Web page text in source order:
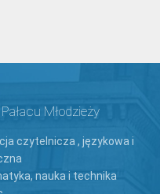
Młodzieży
czytelnicza , językowa i
nauka i technika